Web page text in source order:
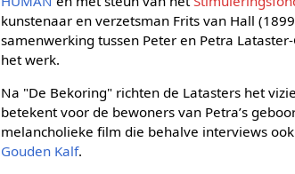
kunstenaar en verzetsman Frits van Hall
samenwerking tussen Peter en Petra
het werk.
Na "De Bekoring" richten de Latasters het
betekent voor de bewoners van Petra’s
melancholieke film die behalve interviews
Gouden Kalf.